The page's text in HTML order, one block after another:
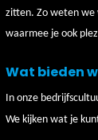
zitten. Zo weten we
waarmee je ook
Wat bieden
In onze
We kijken wat je